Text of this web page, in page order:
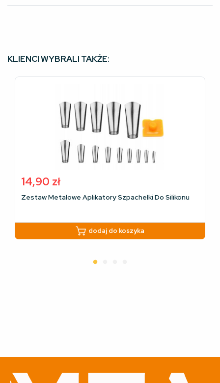
KLIENCI WYBRALI TAKŻE:
14,90 zł
Zestaw Metalowe Aplikatory Szpachelki Do Silikonu
dodaj do koszyka